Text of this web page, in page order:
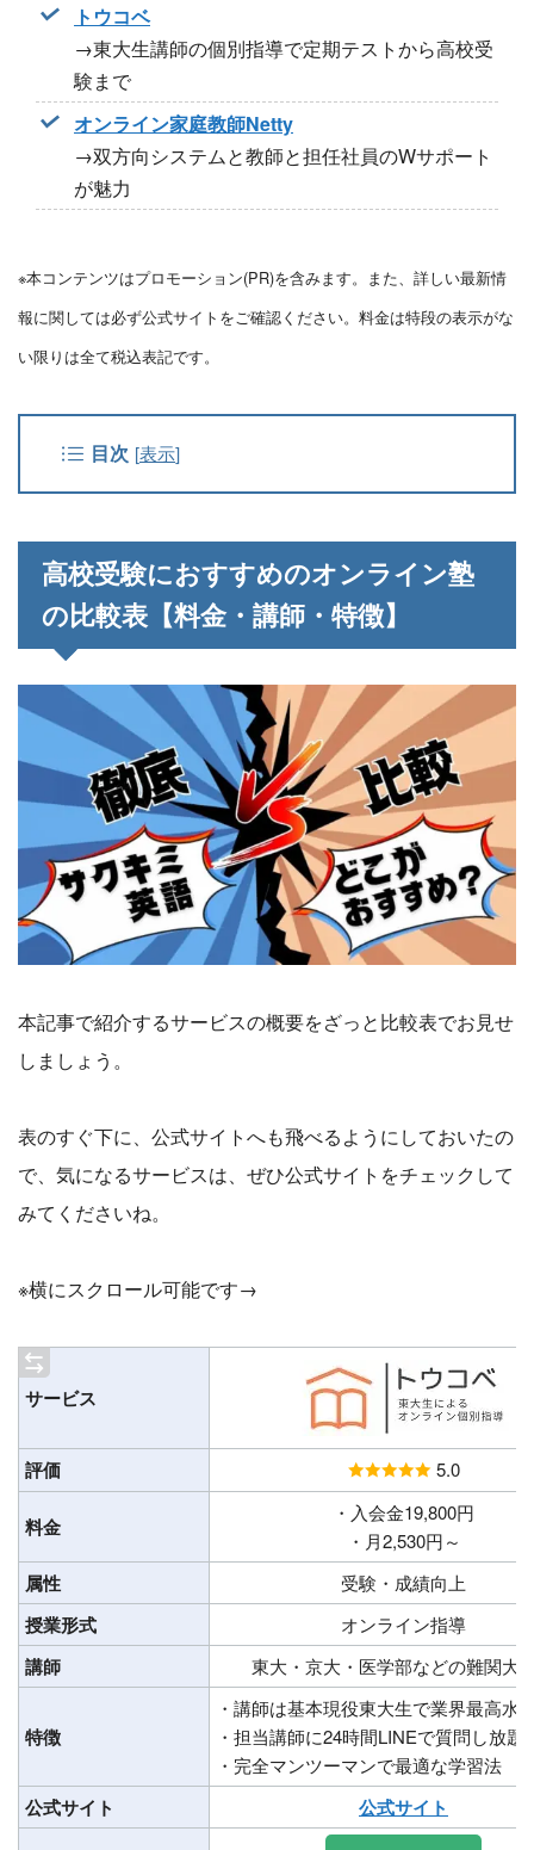
トウコベ
→東大生講師の個別指導で定期テストから高校受
験まで
オンライン家庭教師Netty
→双方向システムと教師と担任社員のWサポート
が魅力
※本コンテンツはプロモーション(PR)を含みます。また、詳しい最新情
報に関しては必ず公式サイトをご確認ください。料金は特段の表示がな
い限りは全て税込表記です。
目次 [表示]
高校受験におすすめのオンライン塾
の比較表【料金・講師・特徴】
本記事で紹介するサービスの概要をざっと比較表でお見せ
しましょう。
表のすぐ下に、公式サイトへも飛べるようにしておいたの
で、気になるサービスは、ぜひ公式サイトをチェックして
みてくださいね。
※横にスクロール可能です→
サービス
評価 5.0
料金
・入会金19,800円
・月2,530円～
属性 受験・成績向上
授業形式 オンライン指導
講師 東大・京大・医学部などの難関大
特徴
・講師は基本現役東大生で業界最高水
・担当講師に24時間LINEで質問し放題
・完全マンツーマンで​最適な学習法
公式サイト 公式サイト